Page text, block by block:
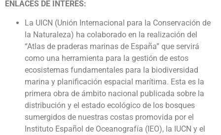
ENLACES DE INTERÉS:
La UICN (Unión Internacional para la Conservación de
la Naturaleza) ha colaborado en la realización del
“Atlas de praderas marinas de España” que servirá
como una herramienta para la gestión de estos
ecosistemas fundamentales para la biodiversidad
marina y planificación espacial marítima. Esta es la
primera obra de ámbito nacional publicada sobre la
distribución y el estado ecológico de los bosques
sumergidos de nuestras costas promovida por el
Instituto Español de Oceanografía (IEO), la IUCN y el